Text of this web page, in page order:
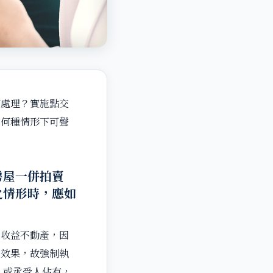
理？實施點交
種情形下可聲
一併拍賣
形時，應如
益不動產，因
果，故強制執